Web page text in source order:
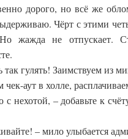
дорого, но всё же
Чёрт с этими
жажда не отпускает.
так гулять! Заимствуем из
аут в холле,
нехотой, – добавьте к
– мило улыбается